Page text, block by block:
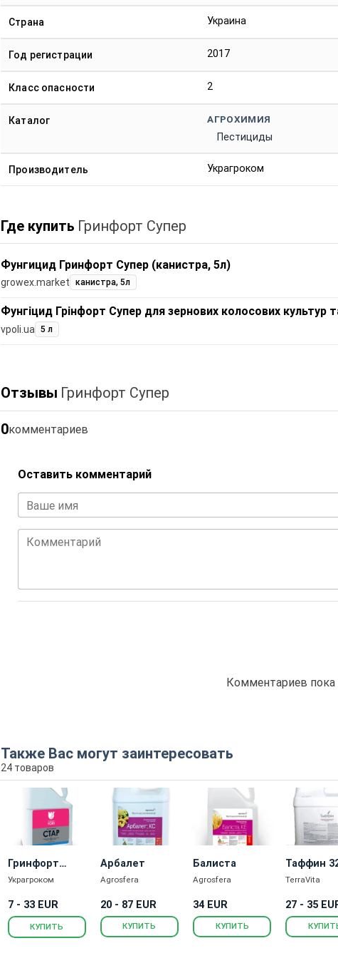
Страна Украина
Год регистрации 2017
Класс опасности 2
Каталог АГРОХИМИЯ
Пестициды
Производитель Украгроком
Где купить Гринфорт Супер
Фунгицид Гринфорт Супер (канистра, 5л)
growex.market канистра, 5л
Фунгіцид Грінфорт Супер для зернових колосових культур
vpoli.ua 5 л
Отзывы Гринфорт Супер
0комментариев
Оставить комментарий
Ваше имя
Комментарий
Комментариев пока
Также Вас могут заинтересовать
24 товаров
Гринфорт
Стар
Украгроком
7 - 33 EUR
КУПИТЬ
Арбалет
Agrosfera
20 - 87 EUR
КУПИТЬ
Балиста
Agrosfera
34 EUR
КУПИТЬ
Таффин
TerraVita
27 - 35